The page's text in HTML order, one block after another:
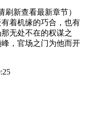
新查看最新章节）
着机缘的巧合，也有
无处不在的权谋之
，官场之门为他而开